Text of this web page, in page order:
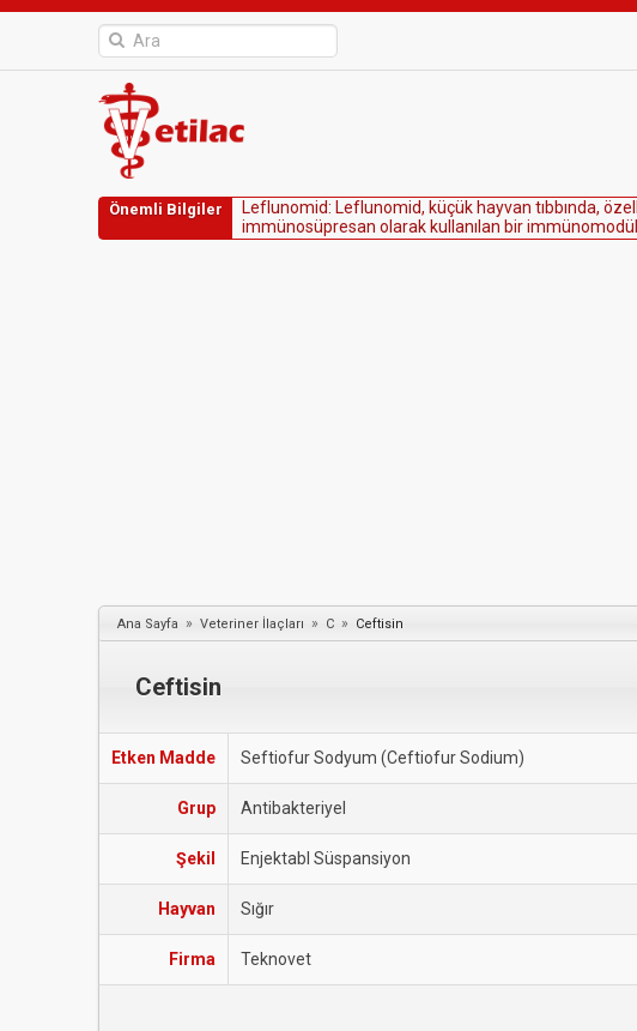
Önemli Bilgiler Lefunomid: Lefunomid, küçük hayvan tıbbında, öze
immünosüpresan o arak ku anı an birimmünomodü
Ana Sayfa » Veteriner İlaçları » C » Ceftisin
Ceftisin
Etken Madde Seftiofur Sodyum (Ceftiofur Sodium)
Grup Antibakteriyel
Şekil Enjektabl Süspansiyon
Hayvan Sığır
Firma Teknovet